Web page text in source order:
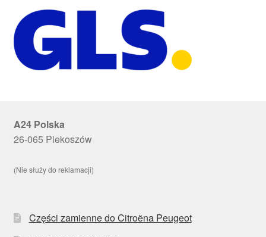
A24 Polska
26-065 Piekoszów
(Nie służy do reklamacji)
Części zamienne do Citroëna Peugeot